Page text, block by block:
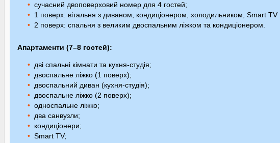
сучасний двоповерховий номер для 4 гостей;
1 поверх: вітальня з диваном, кондиціонером, холодильником, Smart TV
2 поверх: спальня з великим двоспальним ліжком та кондиціонером.
Апартаменти (7–8 гостей):
дві спальні кімнати та кухня-студія;
двоспальне ліжко (1 поверх);
двоспальний диван (кухня-студія);
двоспальне ліжко (2 поверх);
односпальне ліжко;
два санвузли;
кондиціонери;
Smart TV;